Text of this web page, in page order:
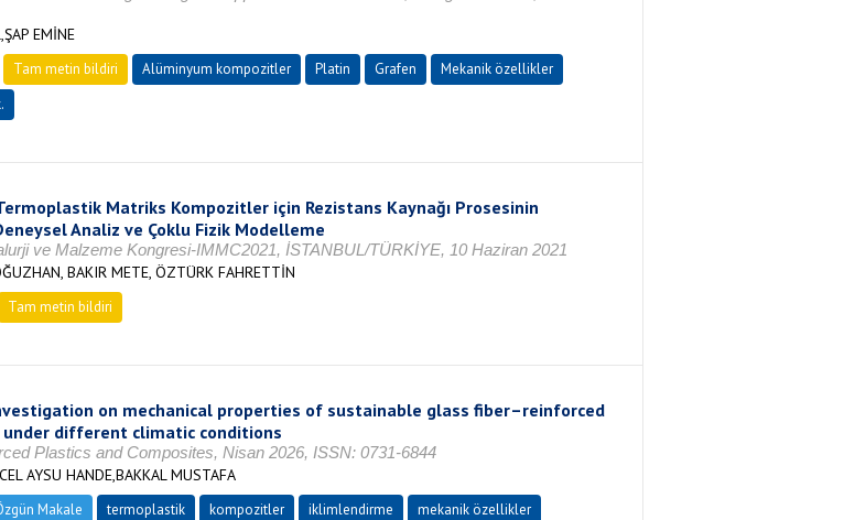
EMİNE
Tam metin bildiri Alüminyum kompozitler Platin Grafen
Mekanik özellikler
Matriks Kompozitler için Rezistans Kaynağı Prosesinin
Analiz ve Çoklu Fizik Modelleme
ve Malzeme Kongresi-IMMC2021, İSTANBUL/TÜRKİYE, 10 Haziran 2021
BAKIR METE, ÖZTÜRK FAHRETTİN
Tam metin bildiri
on mechanical properties of sustainable glass fiber–reinforced
different climatic conditions
Plastics and Composites, Nisan 2026, ISSN: 0731-6844
AYSU HANDE,BAKKAL MUSTAFA
Makale termoplastik kompozitler iklimlendirme
mekanik özellikler